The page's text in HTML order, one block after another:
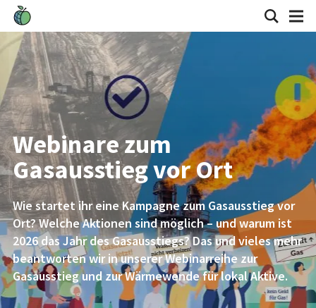
Webinare zum
Gasausstieg vor Ort
Wie startet ihr eine Kampagne zum Gasausstieg vor
Ort? Welche Aktionen sind möglich – und warum ist
2026 das Jahr des Gasausstiegs? Das und vieles mehr
beantworten wir in unserer Webinarreihe zur
Gasausstieg und zur Wärmewende für lokal Aktive.